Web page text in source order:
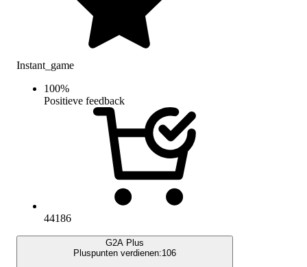
Instant_game
100%
Positieve feedback
44186
G2A Plus
Pluspunten verdienen:106